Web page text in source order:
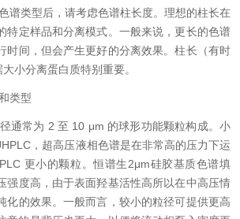
类型后，请考虑色谱柱长度。理想的柱长在
特定样品和分离模式。一般来说，更长的色谱
时间，但会产生更好的分离效果。柱长（有时
小分离蛋白质特别重要。
类型
常为 2 至 10 μm 的球形功能颗粒构成。小
，超高压液相色谱是在非常高的压力下运
更小的颗粒。恒谱生2μm硅胶基质色谱填
强度高，由于表面羟基活性高所以在中高压情
化的效果。一般而言，较小的粒径可提供更高